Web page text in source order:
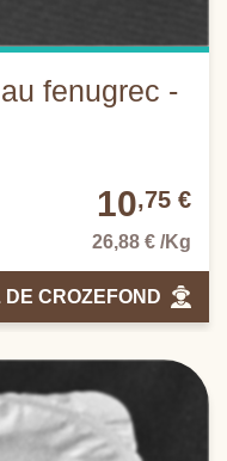
fenugrec -
10,75 €
26,88 € /Kg
CROZEFOND